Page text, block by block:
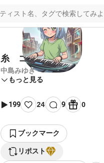
糸 コロけん伴奏
中島みゆき
もっと見る
199 24 9 0
ブックマーク
リポスト